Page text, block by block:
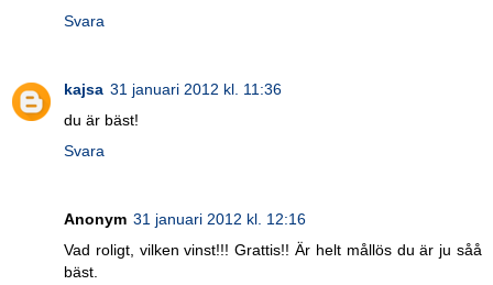
Svara
kajsa 31 januari 2012 kl. 11:36
du är bäst!
Svara
Anonym 31 januari 2012 kl. 12:16
Vad roligt, vilken vinst!!! Grattis!! Är helt mållös du är ju såå
bäst.